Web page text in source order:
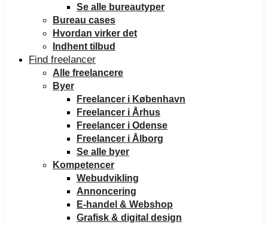
Se alle bureautyper
Bureau cases
Hvordan virker det
Indhent tilbud
Find freelancer
Alle freelancere
Byer
Freelancer i København
Freelancer i Århus
Freelancer i Odense
Freelancer i Ålborg
Se alle byer
Kompetencer
Webudvikling
Annoncering
E-handel & Webshop
Grafisk & digital design